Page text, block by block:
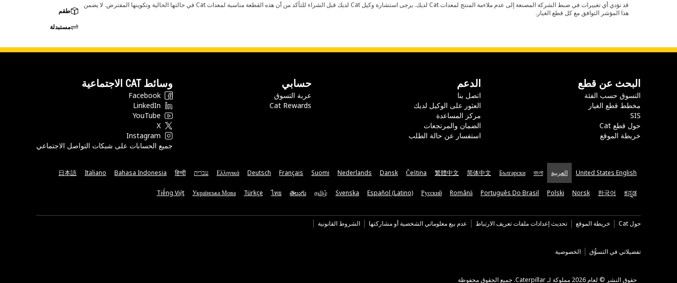
قد تؤدي أي تغييرات في ضبط الشركة المصنعة إلى عدم ملاءمة المنتج لمعدات Cat لديك. يرجى استشارة وكيل Cat لديك قبل الشراء للتأكد من أن هذه القطعة مناسبة لمعدات Cat في حالتها الحالية وتكوينها المفترض. لا يضمن
هذا المؤشر التوافق مع كل قطع الغيار.
طقم
مستبدلة
البحث عن قطع
التسوق حسب الفئة
مخطط قطع الغيار
SIS
حول قطع Cat
خريطة الموقع
الدعم
اتصل بنا
العثور على الوكيل لديك
مركز المساعدة
الضمان والمرتجعات
استفسار عن حالة الطلب
حسابي
عربة التسوق
Cat Rewards
وسائط CAT الاجتماعية
Facebook
LinkedIn
YouTube
X
Instagram
جميع الحسابات على شبكات التواصل الاجتماعي
United States English العربية বাংলা
Български
简体中文
繁體中文
Čeština
Dansk
Nederlands
Suomi
Français
Deutsch
Ελληνικά עברית हिन्दी
Bahasa Indonesia
Italiano
日本語
ಕನ್ನಡ
한국어
Norsk
Polski
Português Do Brasil
Română
Русский
Español (Latino)
Svenska
தமிழ்
తెలుగు
ไทย
Türkçe
Українська Мова
Tiếng Việt
حول Cat خريطة الموقع تحديث إعدادات ملفات تعريف الارتباط عدم بيع معلوماتي الشخصية أو مشاركتها الشروط القانونية
تفضيلاتي في التسوُّق الخصوصية
حقوق النشر © لعام 2026 مملوكة لـ Caterpillar. جميع الحقوق محفوظة